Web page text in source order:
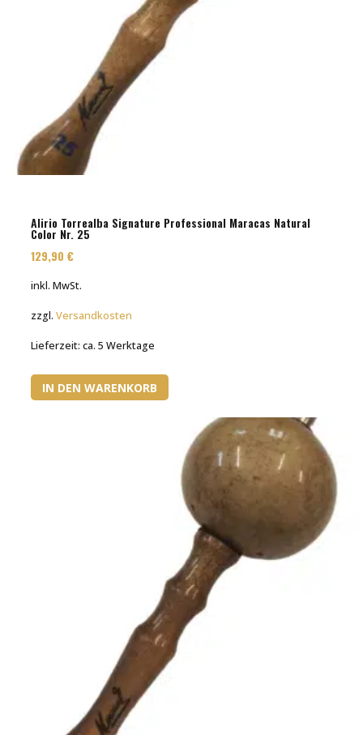
Alirio Torrealba Signature Professional Maracas Natural
Color Nr. 25
129,90€
inkl. MwSt.
zzgl.Versandkosten
Lieferzeit:ca. 5 Werktage
IN DEN WARENKORB